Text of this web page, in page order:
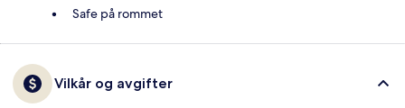
Safe på rommet
Vilkår og avgifter